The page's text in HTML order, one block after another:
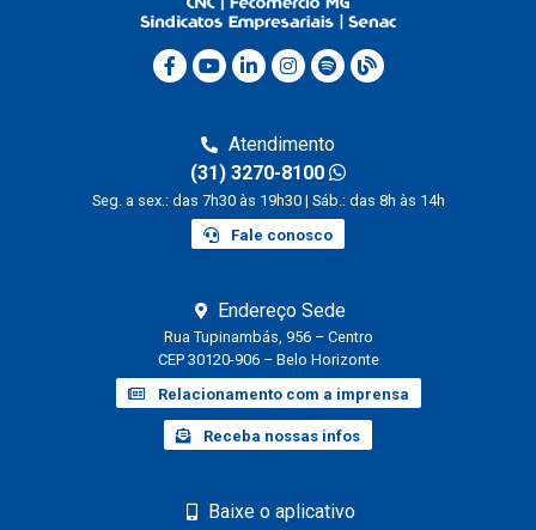
Atendimento
(31) 3270-8100
Seg. a sex.: das 7h30 às 19h30 | Sáb.: das 8h às 14h
Fale conosco
Endereço Sede
Rua Tupinambás, 956 – Centro
CEP 30120-906 – Belo Horizonte
Relacionamento com a imprensa
Receba nossas infos
Baixe o aplicativo